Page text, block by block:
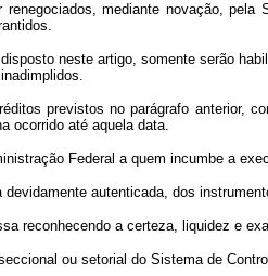
renegociados, mediante novação,
neste artigo, somente serão
previstos no parágrafo anterior,
ocorrido até aquela data.
Federal a quem incumbe a
devidamente autenticada, dos
reconhecendo a certeza, liquidez e
ou setorial do Sistema de